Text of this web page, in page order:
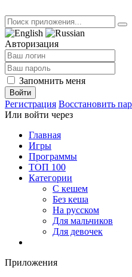
Авторизация
Запомнить меня
Войти
Регистрация Восстановить
Или войти через
Главная
Игры
Программы
ТОП 100
Категории
С кешем
Без кеша
На русском
Для мальчиков
Для девочек
Приложения